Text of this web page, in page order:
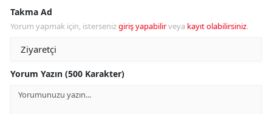
Takma Ad
Yorum yapmak için, istersenizgiriş yapabilirveya kayıt olabilirsiniz.
Yorum Yazın (500 Karakter)